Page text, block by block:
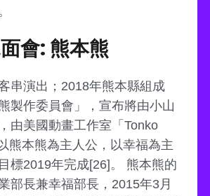
會: 熊本熊
串演出；2018年熊本縣組成
製作委員會」，宣布將由小山
由美國動畫工作室「Tonko
熊本熊為主人公，以幸福為主
標2019年完成[26]。 熊本熊的
部長兼幸福部長，2015年3月